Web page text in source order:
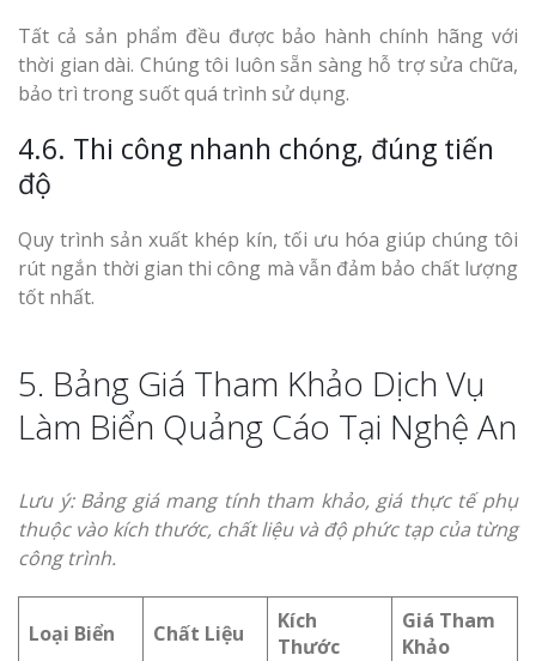
Tất cả sản phẩm đều được bảo hành chính hãng với
thời gian dài. Chúng tôi luôn sẵn sàng hỗ trợ sửa chữa,
bảo trì trong suốt quá trình sử dụng.
4.6. Thi công nhanh chóng, đúng tiến
độ
Quy trình sản xuất khép kín, tối ưu hóa giúp chúng tôi
rút ngắn thời gian thi công mà vẫn đảm bảo chất lượng
tốt nhất.
5. Bảng Giá Tham Khảo Dịch Vụ
Làm Biển Quảng Cáo Tại Nghệ An
Lưu ý: Bảng giá mang tính tham khảo, giá thực tế phụ
thuộc vào kích thước, chất liệu và độ phức tạp của từng
công trình.
Loại Biển Chất Liệu
Kích
Thước
Giá Tham
Khảo